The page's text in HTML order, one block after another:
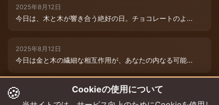
2025年8月12日
今日は、木と木が響き合う絶好の日。チョコレートのよ...
2025年8月12日
今日は金と木の繊細な相互作用が、あなたの内なる可能...
2025年8月9日
今日は木と木が重なる特別な日。内なる創造性が高まり...
🍪 Cookieの使用について